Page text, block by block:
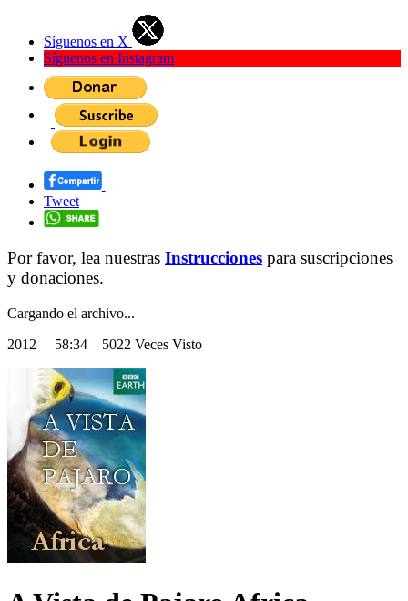
Síguenos en X
Síguenos en Instagram
Tweet
Por favor, lea nuestras Instrucciones para suscripciones
y donaciones.
Cargando el archivo...
2012 58:34 5022 Veces Visto